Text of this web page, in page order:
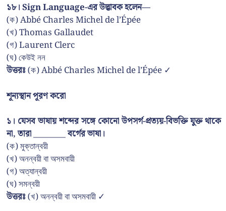
১৮। Sign Language-এর উদ্ভাবক হলেন—
(ক) Abbé Charles Michel de l’Épée
(খ) Thomas Gallaudet
(গ) Laurent Clerc
(ঘ) কেউই নন
উত্তরঃ(ক) Abbé Charles Michel de l’Épée ✓
শূন্যস্থান পূরণ করো
১। যেসব ভাষায় শব্দের সঙ্গে কোনো উপসর্গ-প্রত্যয়-বিভক্তি যুক্ত থাকে
না, তারা ________ বর্গের ভাষা।
(ক) মুক্তান্বয়ী
(খ) অনন্বয়ী বা অসমবায়ী
(গ) অত্যান্বয়ী
(ঘ) সমন্বয়ী
উত্তরঃ(খ) অনন্বয়ী বা অসমবায়ী ✓